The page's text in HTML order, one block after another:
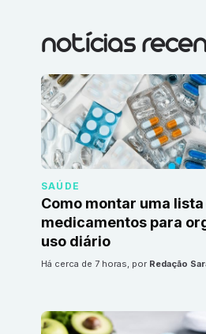
notícias
SAÚDE
Como montar uma
medicamentos para
uso diário
há cerca de 7 horas, por Redação